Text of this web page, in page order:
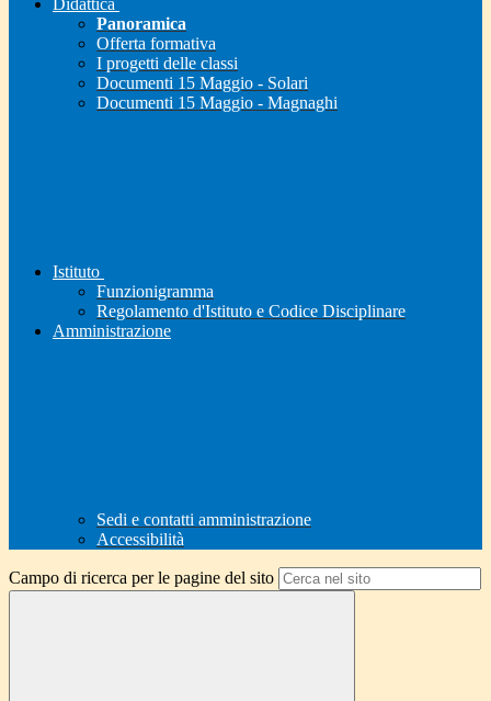
Didattica
Panoramica
Offerta formativa
I progetti delle classi
Documenti 15 Maggio - Solari
Documenti 15 Maggio - Magnaghi
Istituto
Funzionigramma
Regolamento d'Istituto e Codice Disciplinare
Amministrazione
Sedi e contatti amministrazione
Accessibilità
Campo di ricerca per le pagine del sito